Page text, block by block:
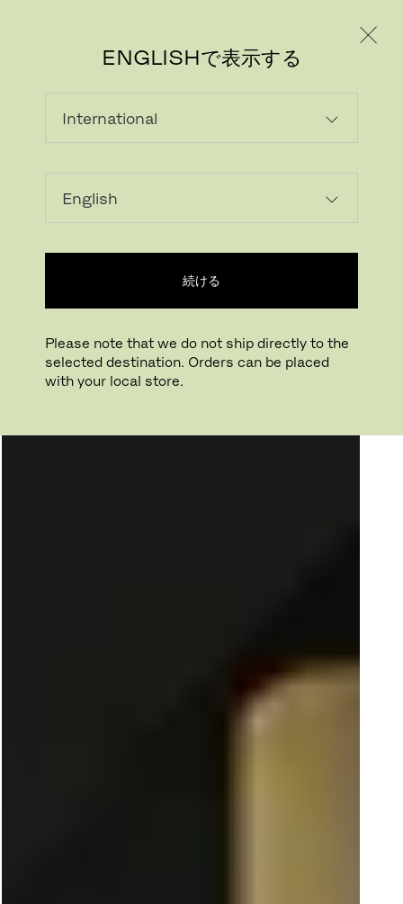
ENGLISHで表示する
続ける
Please note that we do not ship directly to the
selected destination. Orders can be placed
with your local store.